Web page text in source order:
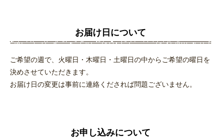
お届け日について
ご希望の週で、火曜日・木曜日・土曜日の中からご希望の曜日を
決めさせていただきます。
お届け日の変更は事前に連絡くだされば問題ございません。
お申し込みについて